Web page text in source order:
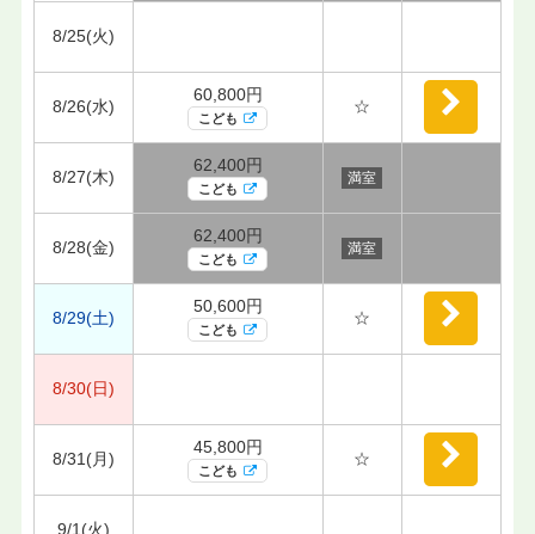
8/25(火)
8/26(水)
60,800円
こども
☆
8/27(木)
62,400円
こども
満室
8/28(金)
62,400円
こども
満室
8/29(土)
50,600円
こども
☆
8/30(日)
8/31(月)
45,800円
こども
☆
9/1(火)